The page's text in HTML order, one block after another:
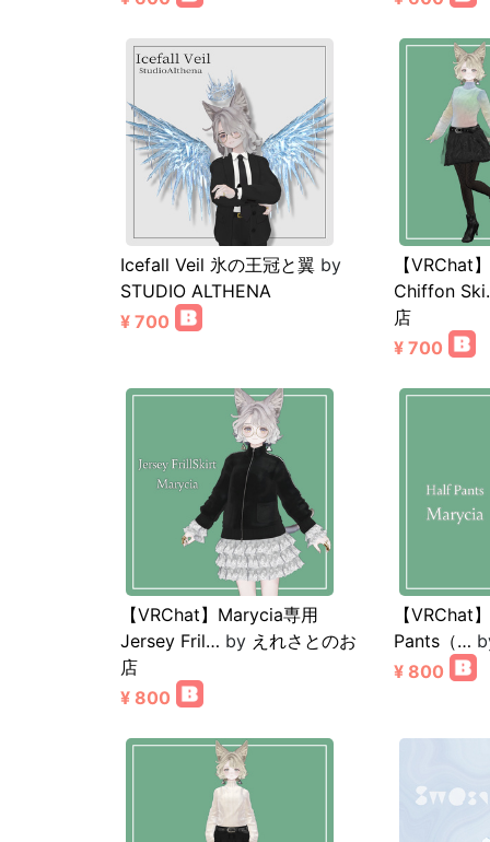
Icefall Veil 氷の王冠と翼 by
STUDIO ALTHENA
¥ 700
【VRChat
Chiffon
店
¥ 700
【VRChat】Marycia専用
Jersey Fril… by えれさとのお
店
¥ 800
【VRChat
Pants（…
¥ 800